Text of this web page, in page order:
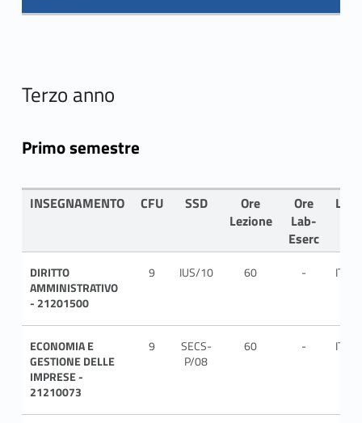
Terzo anno
Primo semestre
INSEGNAMENTO CFU SSD
Ore
Lezione
Ore
Lab-
Eserc
DIRITTO
AMMINISTRATIVO
- 21201500
9 IUS/10 60 - ITA
ECONOMIA E
GESTIONE DELLE
IMPRESE -
21210073
9
SECS-
P/08
60 - ITA